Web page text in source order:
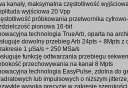
kanały, maksymalna częstotliwość
wyjściowa 20 Vpp
próbkowania przetwornika
pionowa 16-bit
technologia TrueArb, oparta na
dowolny przebieg Arb 24pts ÷ 8Mpts
1 μSa/s ÷ 250 MSa/s
funkcję odtwarzania przebiegu
przechowywania na kanał 8 Mpts
technologia EasyPulse, zdolna do
lub impulsowych o niższym
wysoką precyzję w zakresie